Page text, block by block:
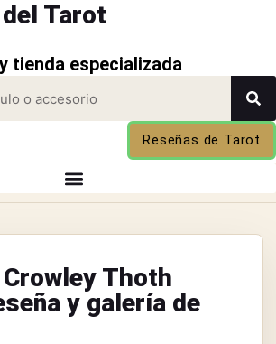
Tarot
tienda especializada
Reseñas de Tarot
Thoth
y galería de